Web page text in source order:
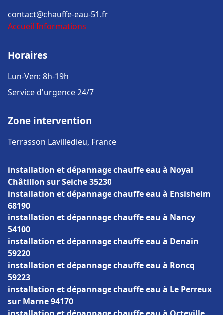
contact@chauffe-eau-51.fr
Accueil Informations
Horaires
Lun-Ven: 8h-19h
Service d'urgence 24/7
Zone intervention
Terrasson Lavilledieu, France
installation et dépannage chauffe eau à Noyal
Châtillon sur Seiche 35230
installation et dépannage chauffe eau à Ensisheim
68190
installation et dépannage chauffe eau à Nancy
54100
installation et dépannage chauffe eau à Denain
59220
installation et dépannage chauffe eau à Roncq
59223
installation et dépannage chauffe eau à Le Perreux
sur Marne 94170